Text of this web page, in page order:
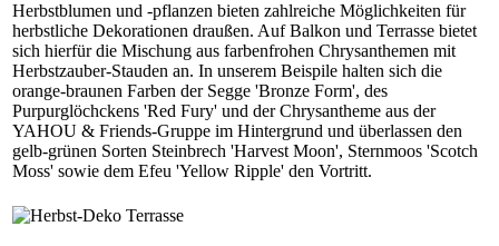
Herbstblumen und -pflanzen bieten zahlreiche Möglichkeiten für
herbstliche Dekorationen draußen. Auf Balkon und Terrasse bietet
sich hierfür die Mischung aus farbenfrohen Chrysanthemen mit
Herbstzauber-Stauden an. In unserem Beispile halten sich die
orange-braunen Farben der Segge 'Bronze Form', des
Purpurglöchckens 'Red Fury' und der Chrysantheme aus der
YAHOU & Friends-Gruppe im Hintergrund und überlassen den
gelb-grünen Sorten Steinbrech 'Harvest Moon', Sternmoos 'Scotch
Moss' sowie dem Efeu 'Yellow Ripple' den Vortritt.